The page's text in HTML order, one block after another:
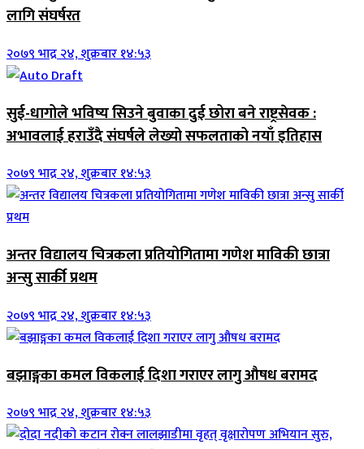
लागि संघर्षरत
२०७९ भाद्र २४, शुक्रबार १४:५३
सुई-धागोले भविष्य सिउने बुवाका दुई छोरा बने राष्ट्रसेवक :
अभावलाई हराउँदै संघर्षले लेख्यो सफलताको नयाँ इतिहास
२०७९ भाद्र २४, शुक्रबार १४:५३
अन्तर विद्यालय चित्रकला प्रतियोगितामा गणेश माविकी छात्रा
अन्सु सार्की प्रथम
२०७९ भाद्र २४, शुक्रबार १४:५३
बझाङ्गका कमल विकलाई दिशा गराएर लागु औषध बरामद
२०७९ भाद्र २४, शुक्रबार १४:५३